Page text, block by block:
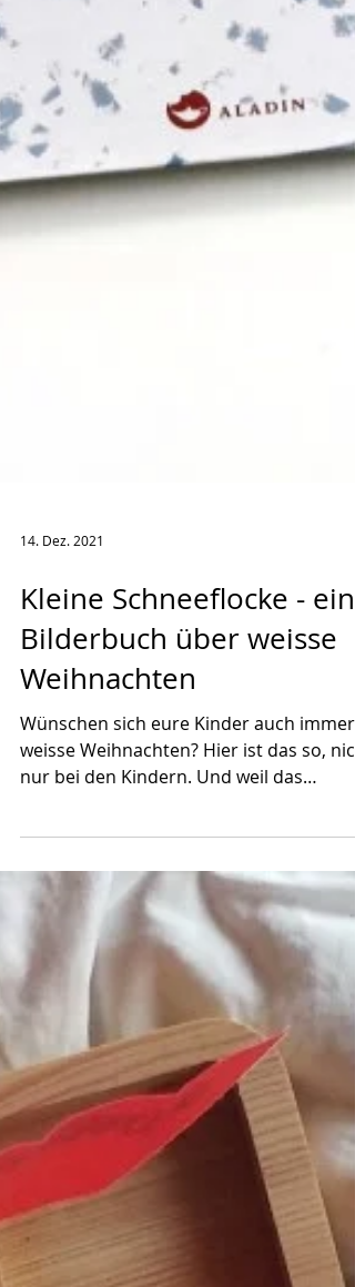
14. Dez. 2021
Kleine Schneeflocke - ein
Bilderbuch über weisse
Weihnachten
statistisch gesehen gar...